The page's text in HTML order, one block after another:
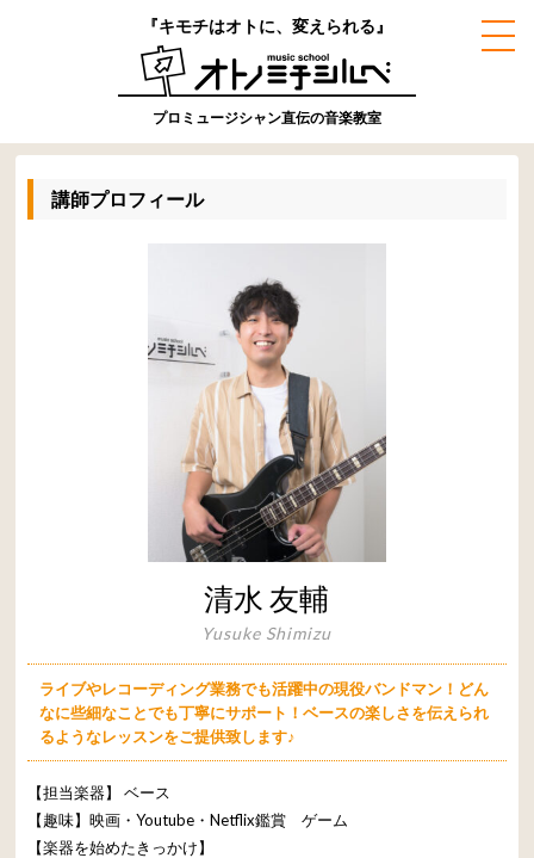
『キモチはオトに、変えられる』
プロミュージシャン直伝の音楽教室
講師プロフィール
清水 友輔
Yusuke Shimizu
ライブやレコーディング業務でも活躍中の現役バンドマン！どん
なに些細なことでも丁寧にサポート！ベースの楽しさを伝えられ
るようなレッスンをご提供致します♪
【担当楽器】ベース
【趣味】映画・Youtube・Netflix鑑賞 ゲーム
【楽器を始めたきっかけ】